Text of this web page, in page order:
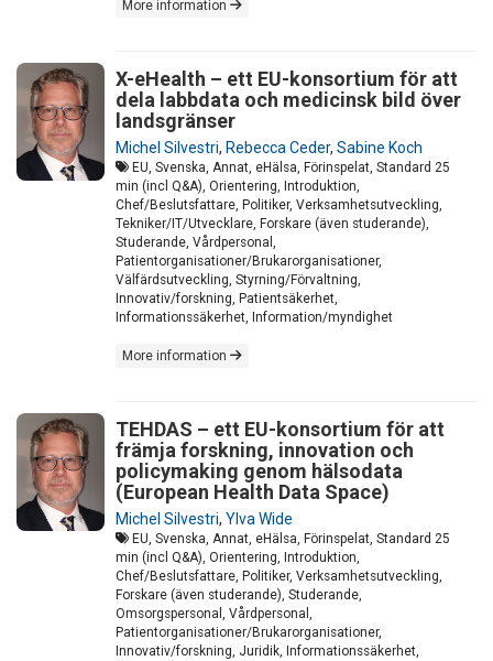
More information
X-eHealth – ett EU-konsortium för att
dela labbdata och medicinsk bild över
landsgränser
Michel Silvestri, Rebecca Ceder, Sabine Koch
EU, Svenska, Annat, eHälsa, Förinspelat, Standard 25
min (incl Q&A), Orientering, Introduktion,
Chef/Beslutsfattare, Politiker, Verksamhetsutveckling,
Tekniker/IT/Utvecklare, Forskare (även studerande),
Studerande, Vårdpersonal,
Patientorganisationer/Brukarorganisationer,
Välfärdsutveckling, Styrning/Förvaltning,
Innovativ/forskning, Patientsäkerhet,
Informationssäkerhet, Information/myndighet
More information
TEHDAS – ett EU-konsortium för att
främja forskning, innovation och
policymaking genom hälsodata
(European Health Data Space)
Michel Silvestri, Ylva Wide
EU, Svenska, Annat, eHälsa, Förinspelat, Standard 25
min (incl Q&A), Orientering, Introduktion,
Chef/Beslutsfattare, Politiker, Verksamhetsutveckling,
Forskare (även studerande), Studerande,
Omsorgspersonal, Vårdpersonal,
Patientorganisationer/Brukarorganisationer,
Innovativ/forskning, Juridik, Informationssäkerhet,